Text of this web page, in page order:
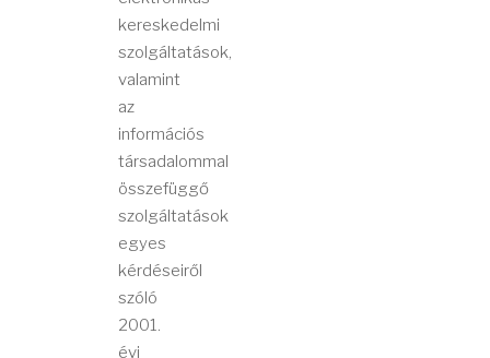
kereskedelmi
szolgáltatások,
valamint
az
információs
társadalommal
összefüggő
szolgáltatások
egyes
kérdéseiről
szóló
2001.
évi